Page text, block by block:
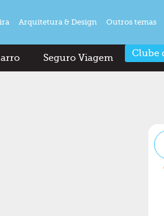
Arquitetura & Design Outros temas
Seguro Viagem Clube